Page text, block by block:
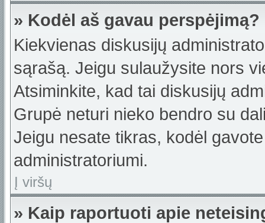
» Kodėl aš gavau perspėjimą?
Kiekvienas diskusijų
sąrašą. Jeigu sulaužysite nors
Atsiminkite, kad tai diskusijų
Grupė neturi nieko bendro su
Jeigu nesate tikras, kodėl
administratoriumi.
Į viršų
» Kaip raportuoti apie